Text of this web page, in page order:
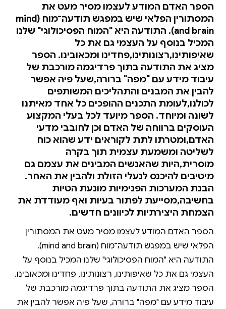
הספר האדם המודע לעצמו מסיר מעט את
המסתורין הפלאי שיש במפגש תודעה־מוח (mind
and brain). התודעה היא "המוח הפסיכולוגי" שלנו
המכיל בנוסף על העצמי גם את כל
שאיפותינו,רצונותינו,פחדינו ומכאובינו. הספר
מציג את התודעה בתוך פרדיגמה מורכבת של
עיבוד מידע עם "מפה" ברורה,שעל פיה אפשר
להבין את המבנים והתהליכים המשותפים
לכולנו,לעומת התכנים ההופכים כל אחד מאיתנו
לשונה ומיוחד. הספר מיועד לכל בעלי המקצוע
העוסקים ברווחה של האדם וכן לחובבי מדעי
האדם,ומטרתו לתת לקוראים ידע שהוא כוח
לשליטה ומשמעת עצמית תוך בקרה
מוסרית,היות שהאנשים המבינים את עצמם גם
מיטיבים להיכנס לנעלי הזולת ולהבין את האחר.
הבנת המערכות הפנימיות מונעת הטיות
בחשיבה,מסייעת לפתור בעיות ואף מעודדת את
הצמחת היצירתיות לכיוונים חדשים.
הספר האדם המודע לעצמו מסיר מעט את המסתורין
הפלאי שיש במפגש תודעה־מוח (mind and brain).
התודעה היא "המוח הפסיכולוגי" שלנו המכיל בנוסף על
העצמי גם את כל שאיפותינו, רצונותינו, פחדינו ומכאובינו.
הספר מציג את התודעה בתוך פרדיגמה מורכבת של
עיבוד מידע עם "מפה" ברורה, שעל פיה אפשר להבין את